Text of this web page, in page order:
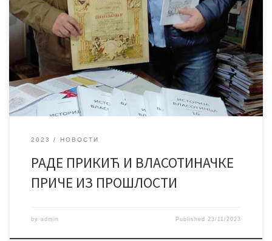
Недавно је изашла из штампе књига Радивоја Радета Прикића
„Власотиначке приче из прошлости,” у издању наше
библиотеке. Мада он већ неколико година живи у Београду,
своје Власотинце носи у срцу, радо му се и често враћа.
Љубав према завичају потврђује и богатом документарном
грађом о њему, коју и даље употпуњује,
2023 НОВОСТИ
РАДЕ ПРИКИЋ И ВЛАСОТИНАЧКЕ
ПРИЧЕ ИЗ ПРОШЛОСТИ
by admin Published23/11/2023